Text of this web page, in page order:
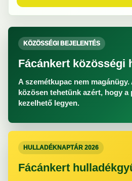
KÖZÖSSÉGI BEJELENTÉS
Fácánkert közösségi
A szemétkupac nem magánügy.
közösen tehetünk azért, hogy a
kezelhető legyen.
HULLADÉKNAPTÁR 2026
Fácánkert